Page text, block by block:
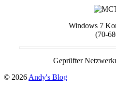
Windows 7
(70-
Geprüfter
© 2026 Andy's Blog